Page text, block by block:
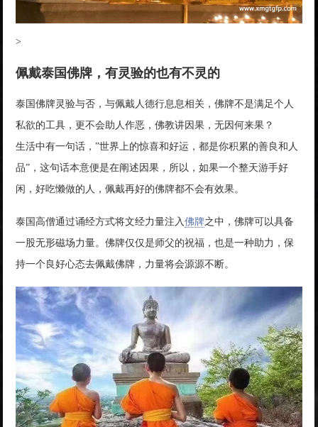
>
佩戴泰国佛牌，有灵验的也有不灵的
泰国佛牌灵验与否，与佩戴人德行息息相关，佛牌不是满足个人
私欲的工具，更不会助人作恶，佛教讲因果，无因何来果？
生活中有一句话，”世界上的惊喜和好运，都是你积累的善良和人
品”，这句话本意便是在阐述因果，所以，如果一个整天游手好
闲，好吃懒做的人，佩戴再好的佛牌都不会有效果。
泰国高僧通过诵经方式将文经力量注入佛牌之中，佛牌可以具备
一股无形磁场力量。佛牌仅仅是师父的祝福，也是一种助力，保
持一个良好心态去佩戴佛牌，力量将会源源不断。